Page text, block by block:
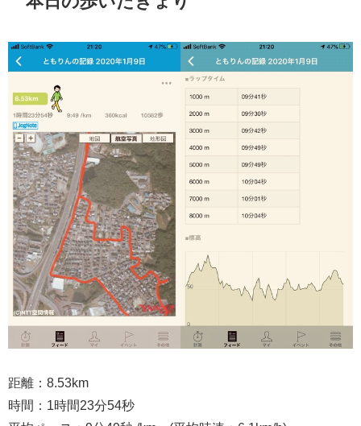
距離：8.53km
時間：1時間23分54秒